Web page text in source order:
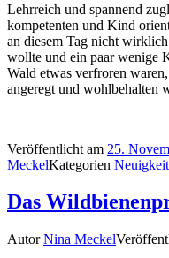
Lehrreich und spannend
kompetenten und Kind
an diesem Tag nicht
wollte und ein paar wenige
Wald etwas verfroren
angeregt und wohlbehalten
Veröffentlicht am 25.
MeckelKategorien
Das
AutorNina Meckel